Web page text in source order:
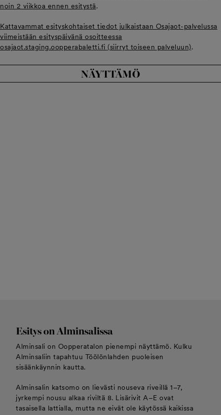
noin 2 viikkoa ennen esitystä.
Kattavammat esityskohtaiset tiedot julkaistaan Osajaot-palvelussa
viimeistään esityspäivänä osoitteessa
osajaot.staging.oopperabaletti.fi (siirryt toiseen palveluun).
NÄYTTÄMÖ
Esitys on Alminsalissa
Alminsali on Oopperatalon pienempi näyttämö. Kulku
Alminsaliin tapahtuu Töölönlahden puoleisen
sisäänkäynnin kautta.
Alminsalin katsomo on lievästi nouseva riveillä 1–7,
jyrkempi nousu alkaa riviltä 8. Lisärivit A–E ovat
tasaisella lattialla, mutta ne eivät ole käytössä kaikissa